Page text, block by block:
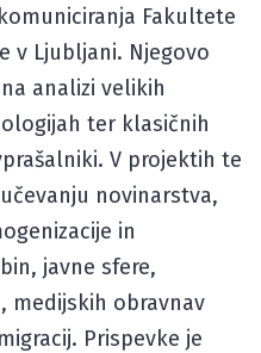
Fakultete
v Ljubljani. Njegovo
analizi velikih
ter klasičnih
V projektih te
novinarstva,
in
javne sfere,
medijskih obravnav
Prispevke je